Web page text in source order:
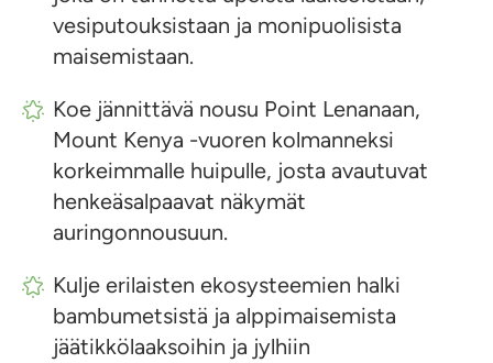
vesiputouksistaan ja monipuolisista
maisemistaan.
Koe jännittävä nousu Point Lenanaan,
Mount Kenya -vuoren kolmanneksi
korkeimmalle huipulle, josta avautuvat
henkeäsalpaavat näkymät
auringonnousuun.
Kulje erilaisten ekosysteemien halki
bambumetsistä ja alppimaisemista
jäätikkölaaksoihin ja jylhiin